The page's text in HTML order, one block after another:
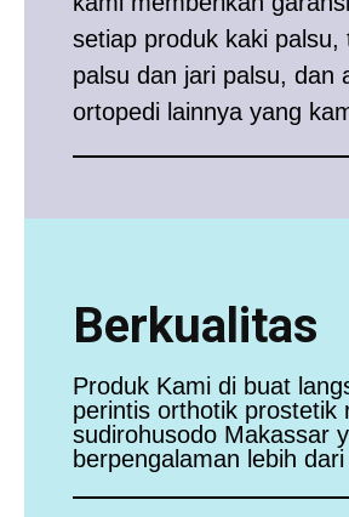
setiap produk kaki palsu,
palsu dan jari palsu, dan
ortopedi lainnya yang
Berkualitas
Produk Kami di buat
perintis orthotik prostetik
sudirohusodo Makassar
berpengalaman lebih